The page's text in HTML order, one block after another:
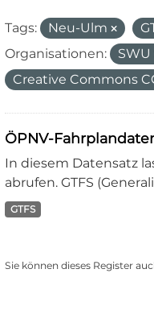
Tags: Neu-Ulm
Organisationen:
Creative Commons
ÖPNV-
In diesem Datensatz
abrufen. GTFS
GTFS
Sie können dieses Register